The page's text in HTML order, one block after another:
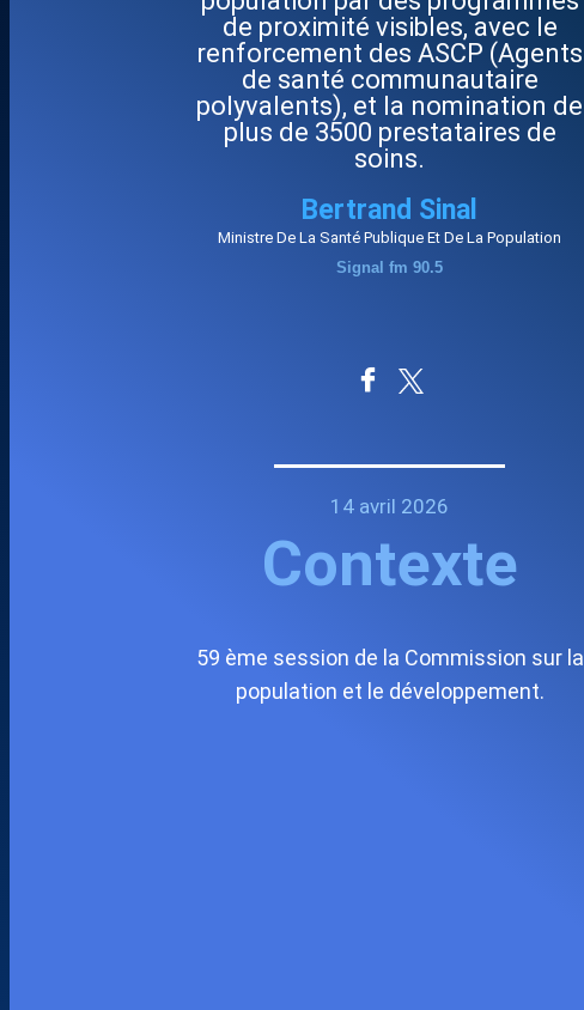
de proximité visibles, avec le
renforcement des ASCP (Agents
de santé communautaire
polyvalents), et la nomination de
plus de 3500 prestataires de
soins.
Bertrand Sinal
Ministre De La Santé Publique Et De La Population
Signal fm 90.5
14 avril 2026
Contexte
59 ème session de la Commission sur la
population et le développement.